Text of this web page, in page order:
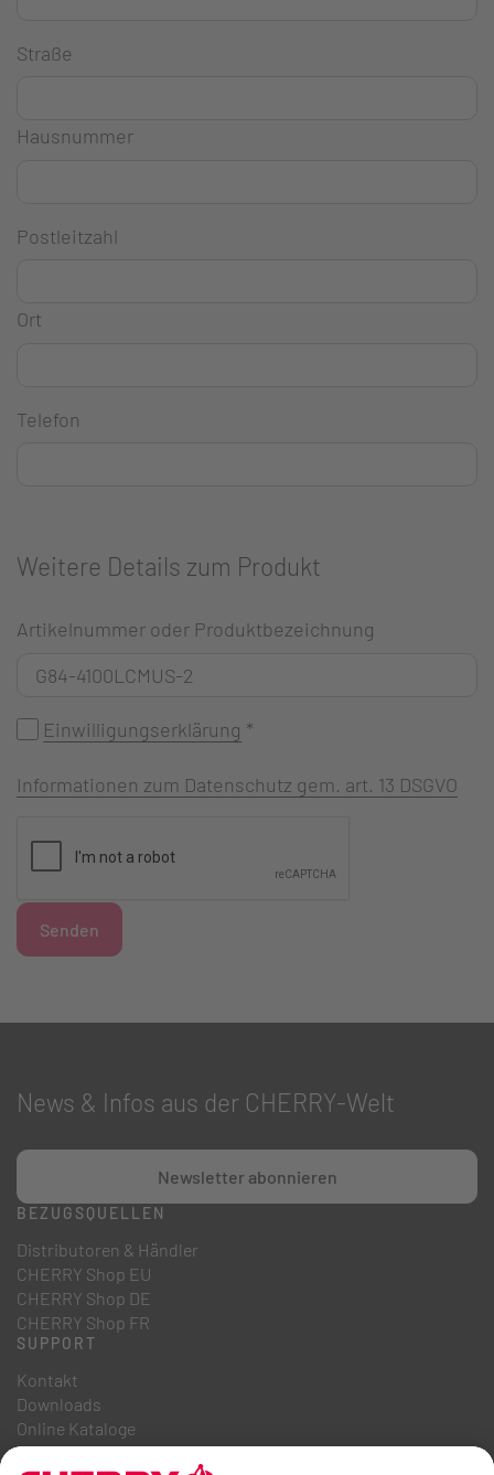
Straße
Hausnummer
Postleitzahl
Ort
Telefon
Weitere Details zum Produkt
Artikelnummer oder Produktbezeichnung
Einwilligungserklärung *
Informationen zum Datenschutz gem. art. 13 DSGVO
Senden
News & Infos aus der CHERRY-Welt
Newsletter abonnieren
BEZUGSQUELLEN
Distributoren & Händler
CHERRY Shop EU
CHERRY Shop DE
CHERRY Shop FR
SUPPORT
Kontakt
Downloads
Online Kataloge
FAQ